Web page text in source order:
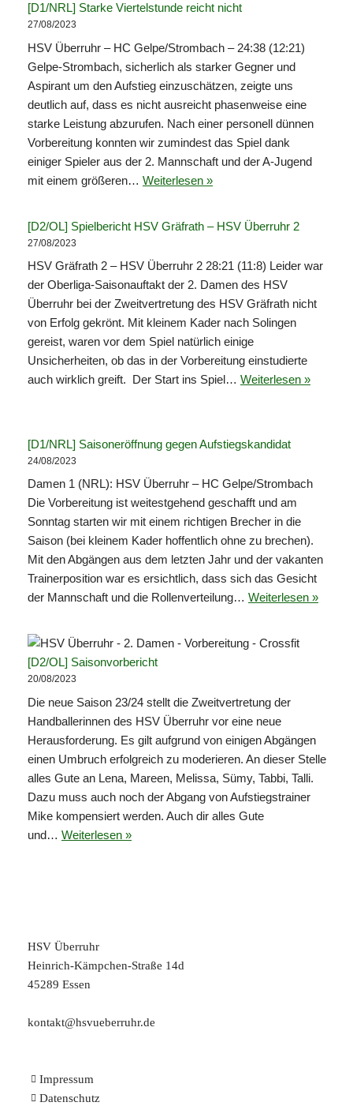
[D1/NRL] Starke Viertelstunde reicht nicht
27/08/2023
HSV Überruhr – HC Gelpe/Strombach – 24:38 (12:21)
Gelpe-Strombach, sicherlich als starker Gegner und
Aspirant um den Aufstieg einzuschätzen, zeigte uns
deutlich auf, dass es nicht ausreicht phasenweise eine
starke Leistung abzurufen. Nach einer personell dünnen
Vorbereitung konnten wir zumindest das Spiel dank
einiger Spieler aus der 2. Mannschaft und der A-Jugend
mit einem größeren… Weiterlesen »
[D2/OL] Spielbericht HSV Gräfrath – HSV Überruhr 2
27/08/2023
HSV Gräfrath 2 – HSV Überruhr 2 28:21 (11:8) Leider war
der Oberliga-Saisonauftakt der 2. Damen des HSV
Überruhr bei der Zweitvertretung des HSV Gräfrath nicht
von Erfolg gekrönt. Mit kleinem Kader nach Solingen
gereist, waren vor dem Spiel natürlich einige
Unsicherheiten, ob das in der Vorbereitung einstudierte
auch wirklich greift. Der Start ins Spiel… Weiterlesen »
[D1/NRL] Saisoneröffnung gegen Aufstiegskandidat
24/08/2023
Damen 1 (NRL): HSV Überruhr – HC Gelpe/Strombach
Die Vorbereitung ist weitestgehend geschafft und am
Sonntag starten wir mit einem richtigen Brecher in die
Saison (bei kleinem Kader hoffentlich ohne zu brechen).
Mit den Abgängen aus dem letzten Jahr und der vakanten
Trainerposition war es ersichtlich, dass sich das Gesicht
der Mannschaft und die Rollenverteilung… Weiterlesen »
[D2/OL] Saisonvorbericht
20/08/2023
Die neue Saison 23/24 stellt die Zweitvertretung der
Handballerinnen des HSV Überruhr vor eine neue
Herausforderung. Es gilt aufgrund von einigen Abgängen
einen Umbruch erfolgreich zu moderieren. An dieser Stelle
alles Gute an Lena, Mareen, Melissa, Sümy, Tabbi, Talli.
Dazu muss auch noch der Abgang von Aufstiegstrainer
Mike kompensiert werden. Auch dir alles Gute
und… Weiterlesen »
HSV Überruhr
Heinrich-Kämpchen-Straße 14d
45289 Essen
kontakt@hsvueberruhr.de
Impressum
Datenschutz